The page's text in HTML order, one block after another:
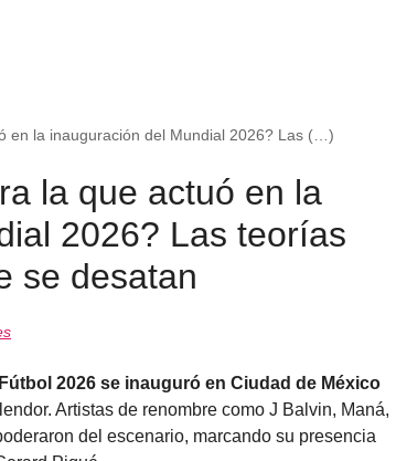
en la inauguración del Mundial 2026? Las (…)
la que actuó en la
2026? Las teorías
se desatan
2026 se inauguró en Ciudad de México
Artistas de renombre como J Balvin, Maná,
del escenario, marcando su presencia